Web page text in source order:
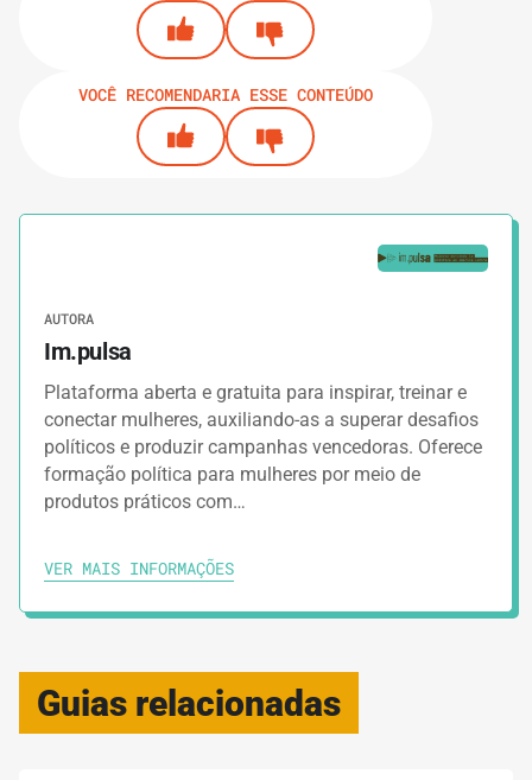
VOCÊ RECOMENDARIA ESSE CONTEÚDO
AUTORA
Im.pulsa
Plataforma aberta e gratuita para inspirar, treinar e
conectar mulheres, auxiliando-as a superar desafios
políticos e produzir campanhas vencedoras. Oferece
formação política para mulheres por meio de
produtos práticos com…
VER MAIS INFORMAÇÕES
Guias relacionadas